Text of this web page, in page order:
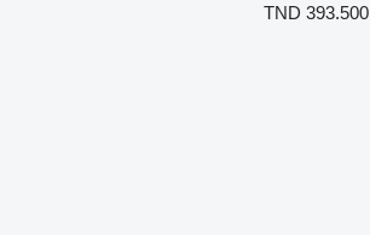
TND 393.500